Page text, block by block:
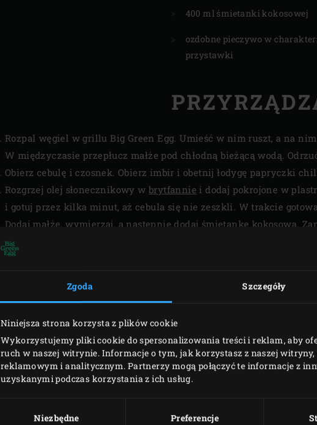
Zgoda Szczegóły
Niniejsza strona korzysta z plików cookie
Wykorzystujemy pliki cookie do spersonalizowania treści i reklam, aby
ruch w naszej witrynie. Informacje o tym, jak korzystasz z naszej
reklamowym i analitycznym. Partnerzy mogą połączyć te informacje z
uzyskanymi podczas korzystania z ich usług.
Niezbędne Preferencje
400 ml śmietanki kokosowej
ozdobne pieczywo w
przystawki
Rozpal węgiel w grillu Big Green Egg. Umieść w nim ruszt, a na
W międzyczasie przepłucz małże pod chłodną bieżącą wodą.
Obierz cebulę i czosnek. Obierz imbir i obetnij łodygę papryczki
Rozgrzej olej słonecznikowy w brytfannie i dodaj pokrojone w
i gotuj przez kilka minut, aż cebula się nie zeszkli. W trakcie
Dodaj małże, wymierzaj, a następnie dodaj śmietankę kokosową.
przez około 5 minut, mieszając regularnie podczas gotowania.
Sprawdź, czy małże się otworzyły, i przypraw danie do smaku solą
PODOBNE